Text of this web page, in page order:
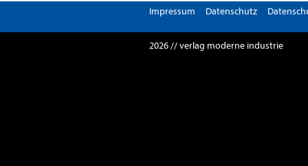
Impressum Datenschutz
2026 // verlag moderne industrie